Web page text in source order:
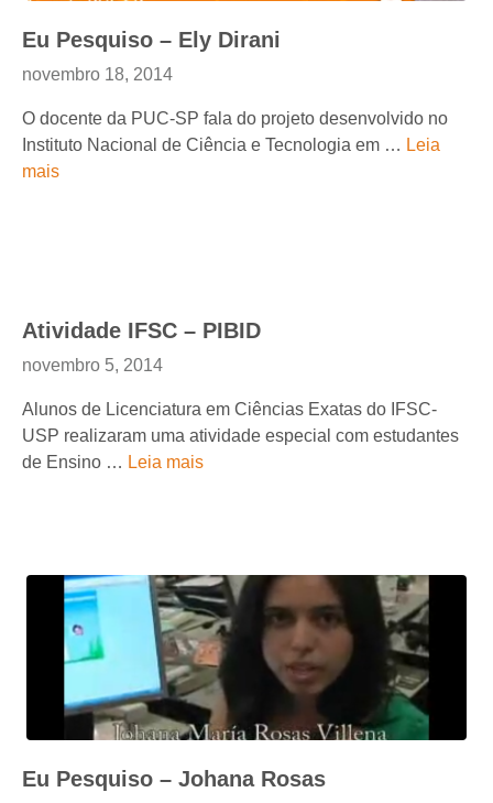
Eu Pesquiso – Ely Dirani
novembro 18, 2014
O docente da PUC-SP fala do projeto desenvolvido no
Instituto Nacional de Ciência e Tecnologia em … Leia
mais
Atividade IFSC – PIBID
novembro 5, 2014
Alunos de Licenciatura em Ciências Exatas do IFSC-
USP realizaram uma atividade especial com estudantes
de Ensino … Leia mais
Eu Pesquiso – Johana Rosas